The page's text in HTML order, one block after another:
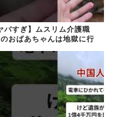
バすぎ】ムスリム介護職
おばあちゃんは地獄に行